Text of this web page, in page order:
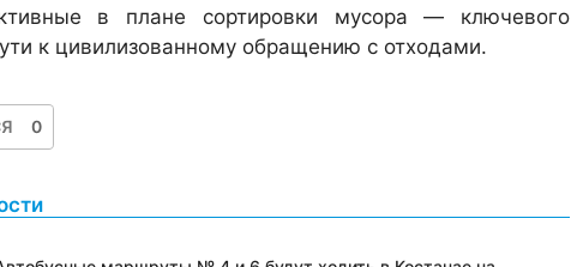
в плане сортировки мусора — ключевого
к цивилизованному обращению с отходами.
0